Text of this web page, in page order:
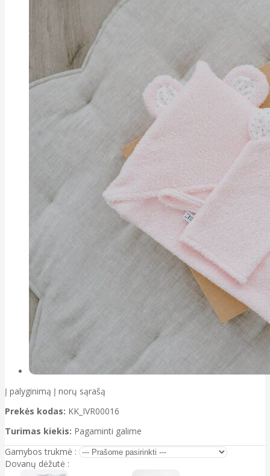
Į palyginimą Į norų sąrašą
Prekės kodas: KK_IVR00016
Turimas kiekis: Pagaminti galime
Gamybos trukmė :
Dovanų dėžutė :